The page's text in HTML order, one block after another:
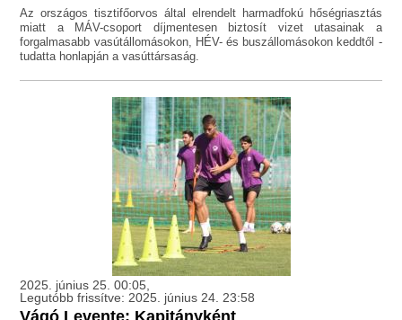
Az országos tisztifőorvos által elrendelt harmadfokú hőségriasztás
miatt a MÁV-csoport díjmentesen biztosít vizet utasainak a
forgalmasabb vasútállomásokon, HÉV- és buszállomásokon keddtől -
tudatta honlapján a vasúttársaság.
2025. június 25. 00:05,
Legutóbb frissítve: 2025. június 24. 23:58